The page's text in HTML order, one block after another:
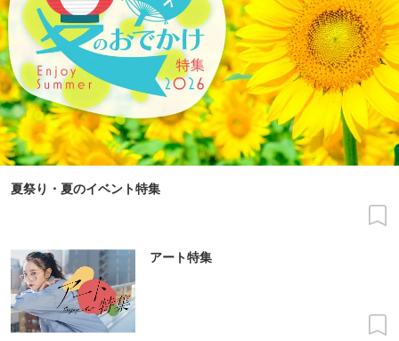
夏祭り・夏のイベント特集
アート特集